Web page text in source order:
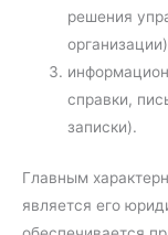
решения
организации)
справки,
записки).
Главным
является его